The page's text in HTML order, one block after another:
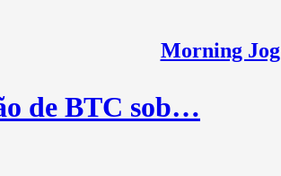
Morning Jog
de BTC sob…